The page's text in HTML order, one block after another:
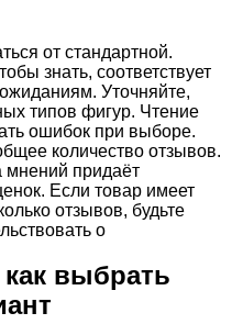
от стандартной.
знать, соответствует
Уточняйте,
типов фигур. Чтение
ошибок при выборе.
количество отзывов.
мнений придаёт
Если товар имеет
отзывов, будьте
о
выбрать